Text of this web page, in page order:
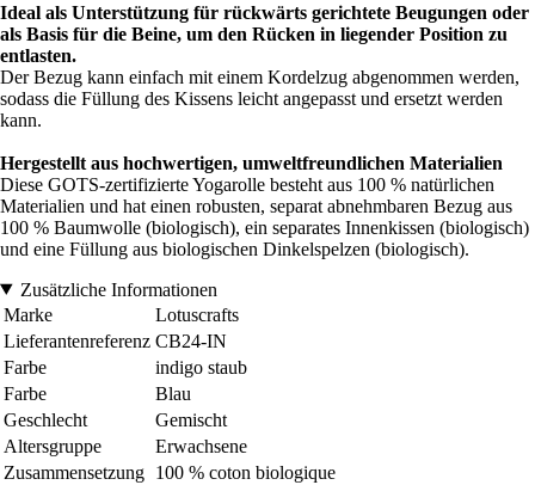
Ideal als Unterstützung für rückwärts gerichtete Beugungen oder
als Basis für die Beine, um den Rücken in liegender Position zu
entlasten.
Der Bezug kann einfach mit einem Kordelzug abgenommen werden,
sodass die Füllung des Kissens leicht angepasst und ersetzt werden
kann.
Hergestellt aus hochwertigen, umweltfreundlichen Materialien
Diese GOTS-zertifizierte Yogarolle besteht aus 100 % natürlichen
Materialien und hat einen robusten, separat abnehmbaren Bezug aus
100 % Baumwolle (biologisch), ein separates Innenkissen (biologisch)
und eine Füllung aus biologischen Dinkelspelzen (biologisch).
Zusätzliche Informationen
Marke
Lotuscrafts
Lieferantenreferenz CB24-IN
Farbe
indigo staub
Farbe
Blau
Geschlecht
Gemischt
Altersgruppe
Erwachsene
Zusammensetzung 100 % coton biologique